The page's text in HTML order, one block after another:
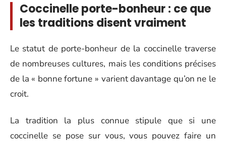
Coccinelle porte-bonheur : ce que
les traditions disent vraiment
Le statut de porte-bonheur de la coccinelle traverse
de nombreuses cultures, mais les conditions précises
de la « bonne fortune » varient davantage qu’on ne le
croit.
La tradition la plus connue stipule que si une
coccinelle se pose sur vous, vous pouvez faire un